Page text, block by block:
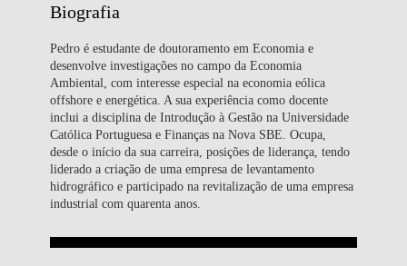
Biografia
Pedro é estudante de doutoramento em Economia e
desenvolve investigações no campo da Economia
Ambiental, com interesse especial na economia eólica
offshore e energética. A sua experiência como docente
inclui a disciplina de Introdução à Gestão na Universidade
Católica Portuguesa e Finanças na Nova SBE. Ocupa,
desde o início da sua carreira, posições de liderança, tendo
liderado a criação de uma empresa de levantamento
hidrográfico e participado na revitalização de uma empresa
industrial com quarenta anos.